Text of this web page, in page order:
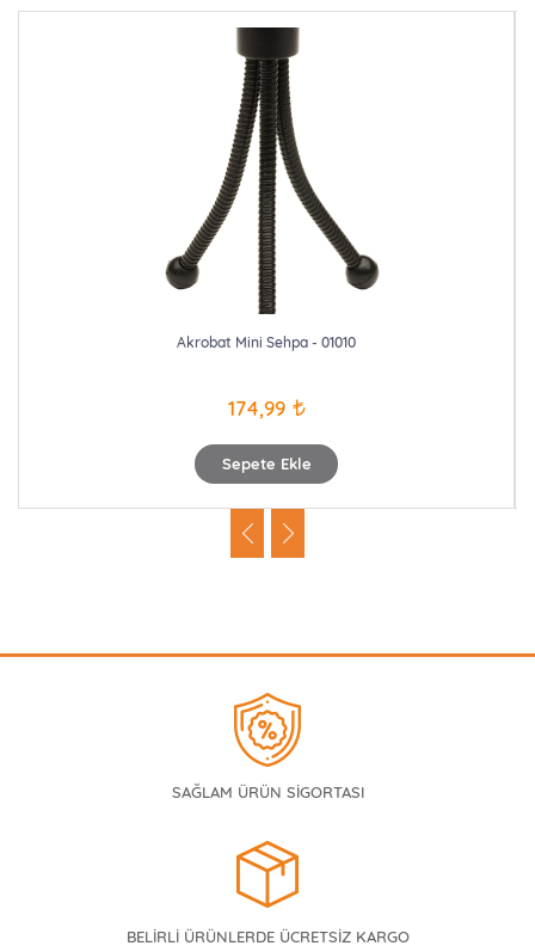
Sepete Ekle
Akrobat Mini Sehpa - 01010
174,99
SAĞLAM ÜRÜN SİGORTASI
BELİRLİ ÜRÜNLERDE ÜCRETSİZ KARGO